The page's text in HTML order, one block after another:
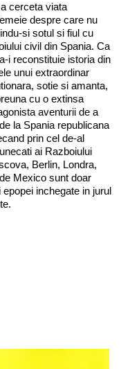
cerceta viata
despre care nu
si sotul si fiul cu
civil din Spania. Ca
i reconstituie istoria din
unui extraordinar
sotie si amanta,
cu o extinsa
aventurii de a
la Spania republicana
prin cel de-al
ai Razboiului
Berlin, Londra,
Mexico sunt doar
inchegate in jurul